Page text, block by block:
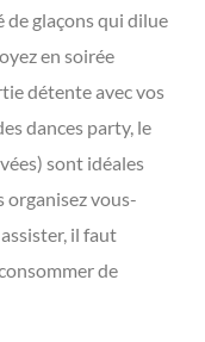
de glaçons qui dilue
en soirée
détente avec vos
dances party, le
sont idéales
organisez vous-
il faut
de